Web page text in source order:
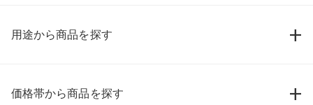
用途から商品を探す
価格帯から商品を探す